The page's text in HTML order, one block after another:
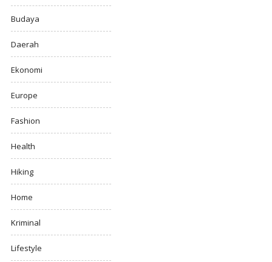
Budaya
Daerah
Ekonomi
Europe
Fashion
Health
Hiking
Home
Kriminal
Lifestyle